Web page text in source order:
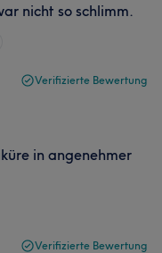
nicht so schlimm.
Verifizierte Bewertung
in angenehmer
Verifizierte Bewertung